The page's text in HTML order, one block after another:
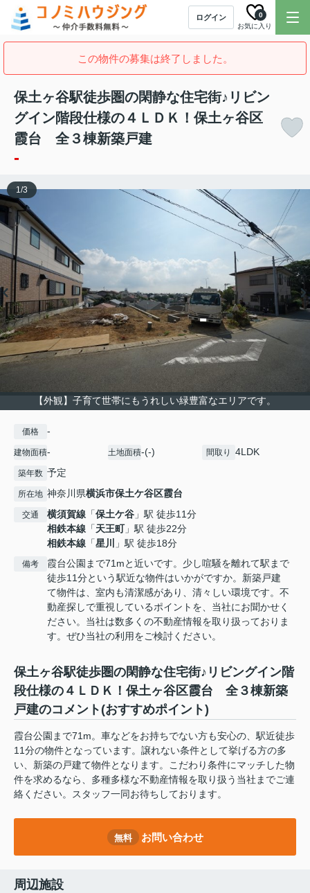
ログイン
お気に入り
0
この物件の募集は終了しました。
保土ヶ谷駅徒歩圏の閑静な住宅街♪リビン
グイン階段仕様の４ＬＤＫ！保土ヶ谷区
霞台 全３棟新築戸建
-
【外観】子育て世帯にもうれしい緑豊富なエリアです。
1/3
価格 -
建物面積- 土地面積-(-) 間取り 4LDK
築年数 予定
所在地 神奈川県横浜市保土ケ谷区霞台
交通 横須賀線 「保土ケ谷 」駅 徒歩11分
相鉄本線 「天王町」駅 徒歩22分
相鉄本線 「星川 」駅 徒歩18分
備考
霞台公園まで71mと近いです。少し喧騒を離れて駅まで
徒歩11分という駅近な物件はいかがですか。新築戸建
て物件は、室内も清潔感があり、清々しい環境です。不
動産探しで重視しているポイントを、当社にお聞かせく
ださい。当社は数多くの不動産情報を取り扱っておりま
す。ぜひ当社の利用をご検討ください。
保土ヶ谷駅徒歩圏の閑静な住宅街♪リビングイン階
段仕様の４ＬＤＫ！保土ヶ谷区霞台 全３棟新築
戸建のコメント(おすすめポイント)
霞台公園まで71m。車などをお持ちでない方も安心の、駅近徒歩
11分の物件となっています。譲れない条件として挙げる方の多
い、新築の戸建て物件となります。こだわり条件にマッチした物
件を求めるなら、多種多様な不動産情報を取り扱う当社までご連
絡ください。スタッフ一同お待ちしております。
無料 お問い合わせ
周辺施設